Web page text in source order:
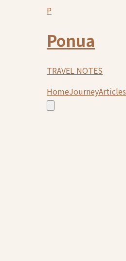
P
Ponua
TRAVEL NOTES
HomeJourneyArticles